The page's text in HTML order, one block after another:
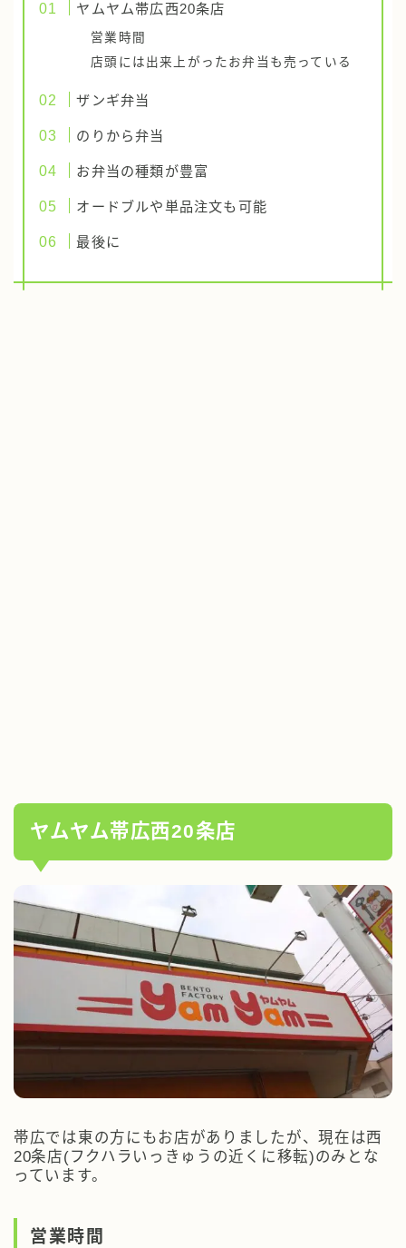
ヤムヤム帯広西20条店
営業時間
店頭には出来上がったお弁当も売っている
ザンギ弁当
のりから弁当
お弁当の種類が豊富
オードブルや単品注文も可能
最後に
ヤムヤム帯広西20条店
帯広では東の方にもお店がありましたが、現在は西
20条店(フクハラいっきゅうの近くに移転)のみとな
っています。
営業時間